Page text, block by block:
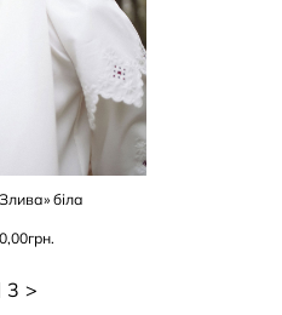
біла
грн.
3 >